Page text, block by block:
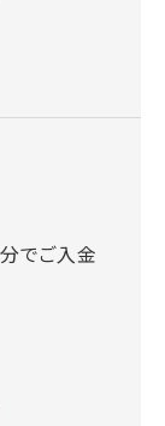
でご入金